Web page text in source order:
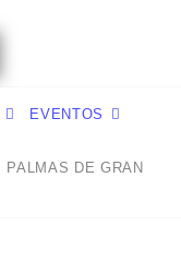
EVENTOS
PALMAS DE GRAN